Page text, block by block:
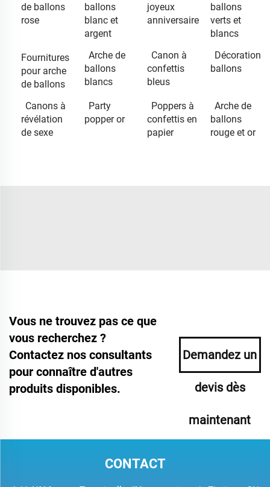
de ballons
rose
ballons
blanc et
argent
joyeux
anniversaire
ballons
verts et
blancs
Fournitures
pour arche
de ballons
Arche de
ballons
blancs
Canon à
confettis
bleus
Décoration
ballons
Canons à
révélation
de sexe
Party
popper or
Poppers à
confettis en
papier
Arche de
ballons
rouge et or
Vous ne trouvez pas ce que
vous recherchez ?
Contactez nos consultants
pour connaître d'autres
produits disponibles.
Demandez un
devis dès
maintenant
CONTACT